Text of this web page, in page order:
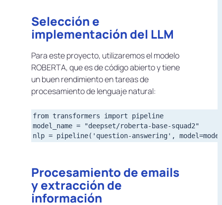
Selección e
implementación del LLM
Para este proyecto, utilizaremos el modelo
ROBERTA, que es de código abierto y tiene
un buen rendimiento en tareas de
procesamiento de lenguaje natural:
from transformers import pipeline
model_name = "deepset/roberta-base-squad2"
Procesamiento de emails
y extracción de
información